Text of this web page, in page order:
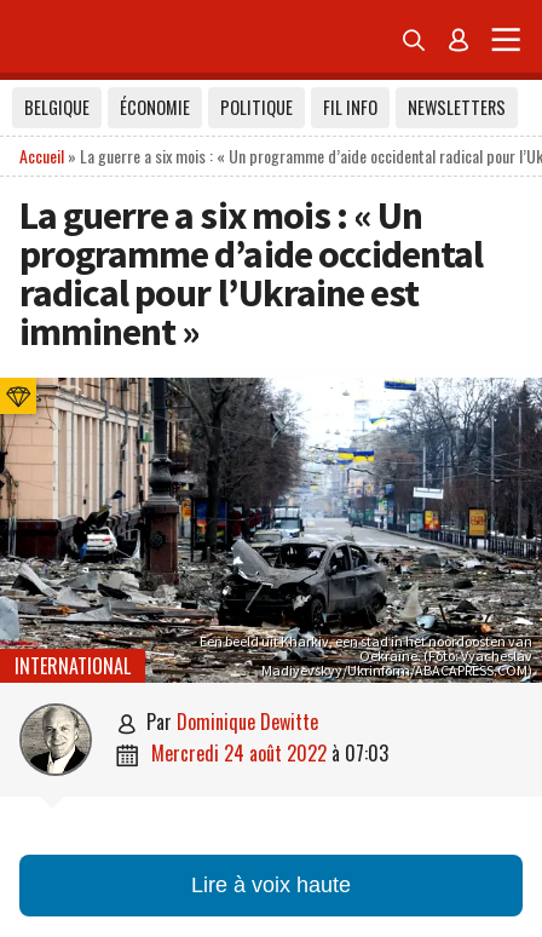
 
BELGIQUE ÉCONOMIE POLITIQUE FIL INFO
NEWSLETTERS
Accueil» La guerre a six mois : « Un programme d’aide occidental radical pour
La guerre a six mois : « Un
programme d’aide occidental
radical pour l’Ukraine est
imminent »
Een beeld uit Kharkiv, een stad in het noordoosten van
Oekraïne. (Foto: Vyacheslav
Madiyevskyy/Ukrinform/ABACAPRESS.COM)
INTERNATIONAL
 par Dominique Dewitte
 mercredi 24 août 2022 à 07:03
Lire à voix haute